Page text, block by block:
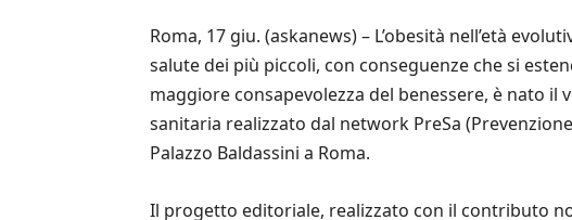
Roma, 17 giu. (askanews) – L’obesità nell’età
salute dei più piccoli, con conseguenze che si
maggiore consapevolezza del benessere, è nato
sanitaria realizzato dal network PreSa
Palazzo Baldassini a Roma.
Il progetto editoriale, realizzato con il contributo